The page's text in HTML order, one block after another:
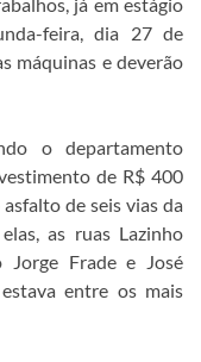
feira, dia 27 de
máquinas e deverão
o departamento
de R$ 400
de seis vias da
as ruas Lazinho
Jorge Frade e José
entre os mais